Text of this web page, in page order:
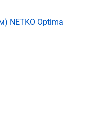
NETKO Optima